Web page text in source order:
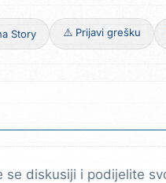
Story ⚠️ Prijavi grešku
se diskusiji i podijelite